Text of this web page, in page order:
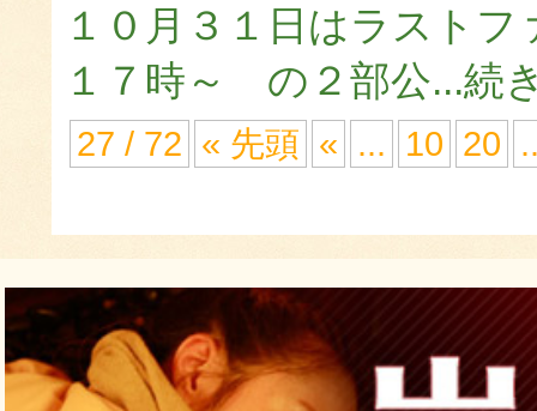
１０月３１日はラスト
１７時～ の２部公...続
27 / 72 « 先頭 « ... 10 20